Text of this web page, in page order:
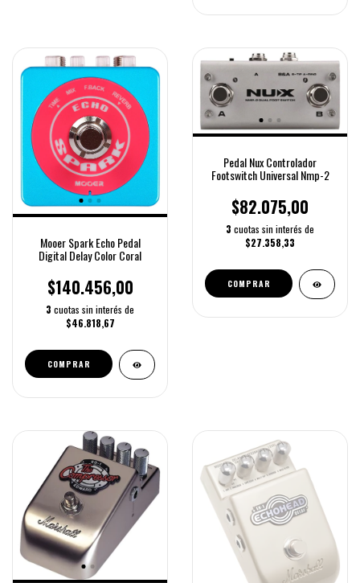
Mooer Spark Echo Pedal
Digital Delay Color Coral
$140.456,00
3 cuotas sin interés de
$46.818,67
COMPRAR
Pedal Nux Controlador
Footswitch Universal Nmp-2
$82.075,00
3 cuotas sin interés de
$27.358,33
COMPRAR